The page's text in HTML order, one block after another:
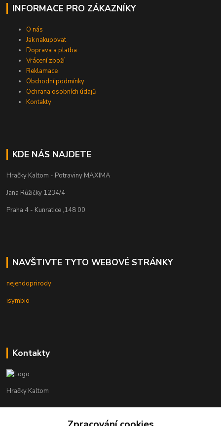
INFORMACE PRO ZÁKAZNÍKY
O nás
Jak nakupovat
Doprava a platba
Vrácení zboží
Reklamace
Obchodní podmínky
Ochrana osobních údajů
Kontakty
KDE NÁS NAJDETE
Hračky Kaltom - Potraviny MAXIMA
Jana Růžičky 1234/4
Praha 4 - Kunratice ,148 00
NAVŠTIVTE TYTO WEBOVÉ STRÁNKY
nejendoprirody
isymbio
Kontakty
Hračky Kaltom